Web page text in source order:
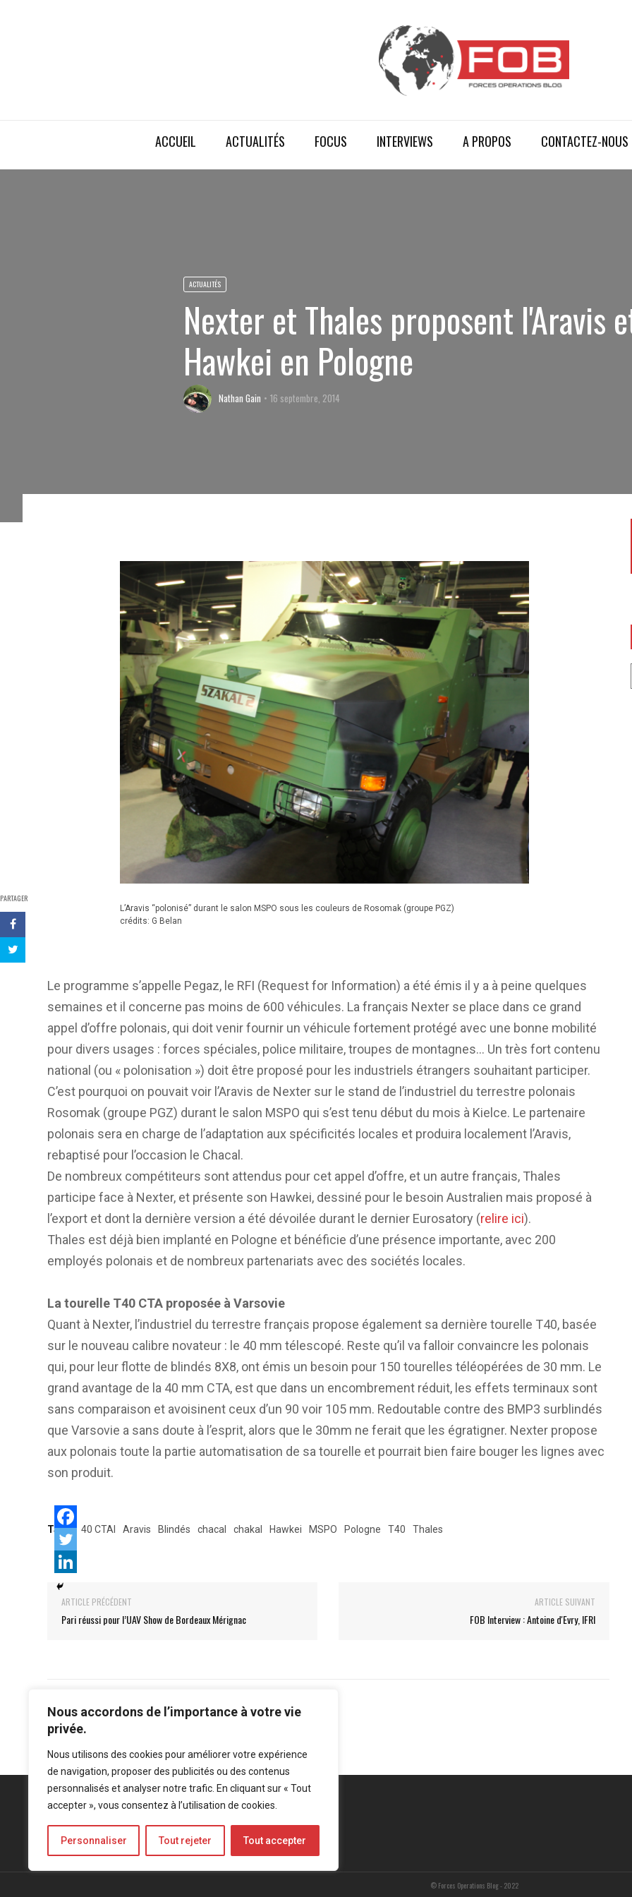
Nous accordons de l’importance à votre vie
privée.
Nous utilisons des cookies pour améliorer votre expérience
de navigation, proposer des publicités ou des contenus
personnalisés et analyser notre trafic. En cliquant sur « Tout
accepter », vous consentez à l’utilisation de cookies.
Personnaliser Tout rejeter Tout accepter
ACCUEIL ACTUALITÉS FOCUS INTERVIEWS A PROPOS CONTACTEZ-NOUS
ACTUALITÉS
Nexter et Thales proposent l'Aravis
Hawkei en Pologne
Nathan Gain 16 septembre, 2014
PARTAGER
L’Aravis “polonisé” durant le salon MSPO sous les couleurs de Rosomak (groupe PGZ)
crédits: G Belan
Le programme s’appelle Pegaz, le RFI (Request for Information) a été émis il y a à peine quelques
semaines et il concerne pas moins de 600 véhicules. La français Nexter se place dans ce grand
appel d’offre polonais, qui doit venir fournir un véhicule fortement protégé avec une bonne mobilité
pour divers usages : forces spéciales, police militaire, troupes de montagnes… Un très fort contenu
national (ou « polonisation ») doit être proposé pour les industriels étrangers souhaitant participer.
C’est pourquoi on pouvait voir l’Aravis de Nexter sur le stand de l’industriel du terrestre polonais
Rosomak (groupe PGZ) durant le salon MSPO qui s’est tenu début du mois à Kielce. Le partenaire
polonais sera en charge de l’adaptation aux spécificités locales et produira localement l’Aravis,
rebaptisé pour l’occasion le Chacal.
De nombreux compétiteurs sont attendus pour cet appel d’offre, et un autre français, Thales
participe face à Nexter, et présente son Hawkei, dessiné pour le besoin Australien mais proposé à
l’export et dont la dernière version a été dévoilée durant le dernier Eurosatory (relire ici).
Thales est déjà bien implanté en Pologne et bénéficie d’une présence importante, avec 200
employés polonais et de nombreux partenariats avec des sociétés locales.
La tourelle T40 CTA proposée à Varsovie
Quant à Nexter, l’industriel du terrestre français propose également sa dernière tourelle T40, basée
sur le nouveau calibre novateur : le 40 mm télescopé. Reste qu’il va falloir convaincre les polonais
qui, pour leur flotte de blindés 8X8, ont émis un besoin pour 150 tourelles téléopérées de 30 mm. Le
grand avantage de la 40 mm CTA, est que dans un encombrement réduit, les effets terminaux sont
sans comparaison et avoisinent ceux d’un 90 voir 105 mm. Redoutable contre des BMP3 surblindés
que Varsovie a sans doute à l’esprit, alors que le 30mm ne ferait que les égratigner. Nexter propose
aux polonais toute la partie automatisation de sa tourelle et pourrait bien faire bouger les lignes avec
son produit.
Tags: 40 CTAI Aravis Blindés chacal chakal Hawkei MSPO Pologne T40 Thales
ARTICLE PRÉCÉDENT
Pari réussi pour l’UAV Show de Bordeaux Mérignac
ARTICLE SUIVANT
FOB Interview : Antoine d'Evry, IFRI
Mentions légales-Politique de confidentialité
© Forces Operations Blog - 2022